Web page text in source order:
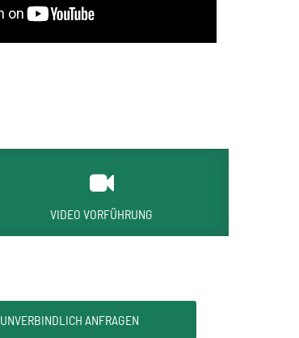
VIDEO VORFÜHRUNG
UNVERBINDLICH ANFRAGEN